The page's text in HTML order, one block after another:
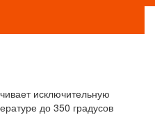
исключительную
до 350 градусов